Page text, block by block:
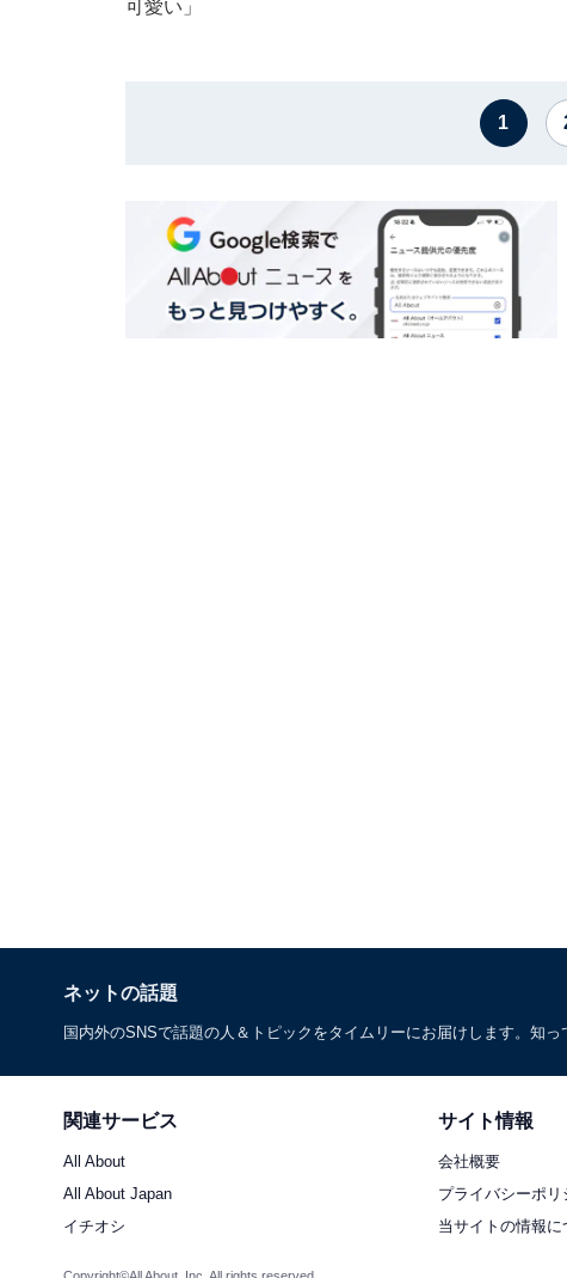
可愛い」
1
ネットの話題
国内外のSNSで話題の人＆トピックをタイムリーにお届けします。知
関連サービス
All About
All About Japan
イチオシ
サイト情報
会社概要
プライバシーポリ
当サイトの情報